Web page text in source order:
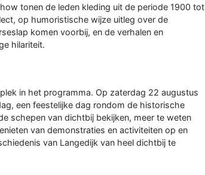
tonen de leden kleding uit de periode 1900 tot
op humoristische wijze uitleg over de
komen voorbij, en de verhalen en
hilariteit.
in het programma. Op zaterdag 22 augustus
een feestelijke dag rondom de historische
schepen van dichtbij bekijken, meer te weten
van demonstraties en activiteiten op en
van Langedijk van heel dichtbij te